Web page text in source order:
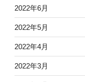
2022年6月
2022年5月
2022年4月
2022年3月